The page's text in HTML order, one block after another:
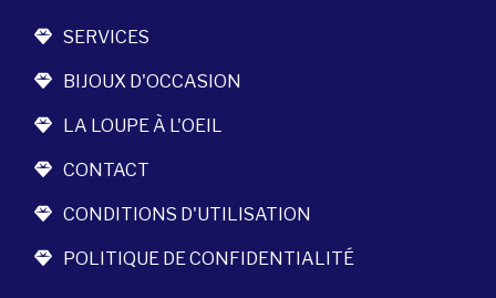
SERVICES
BIJOUX D'OCCASION
LA LOUPE À L'OEIL
CONTACT
CONDITIONS D'UTILISATION
POLITIQUE DE CONFIDENTIALITÉ